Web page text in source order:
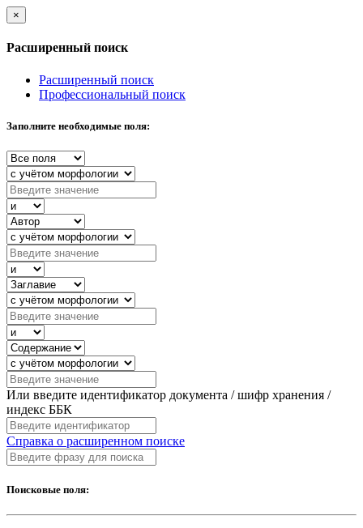
×
Расширенный поиск
Расширенный поиск
Профессиональный поиск
Заполните необходимые поля:
Или введите идентификатор документа / шифр хранения /
индекс ББК
Справка о расширенном поиске
Поисковые поля: